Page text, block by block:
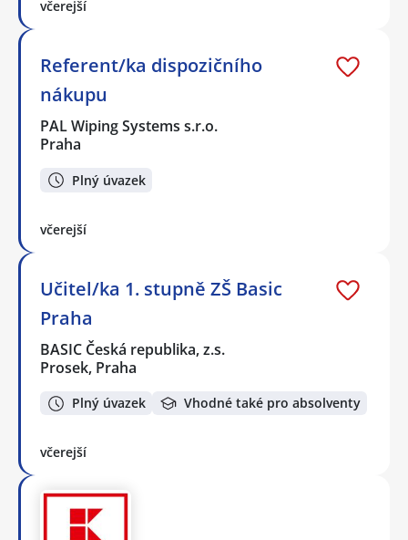
včerejší
Referent/ka dispozičního
nákupu
PAL Wiping Systems s.r.o.
Praha
Plný úvazek
včerejší
Učitel/ka 1. stupně ZŠ Basic
Praha
BASIC Česká republika, z.s.
Prosek, Praha
Plný úvazek Vhodné také pro absolventy
včerejší